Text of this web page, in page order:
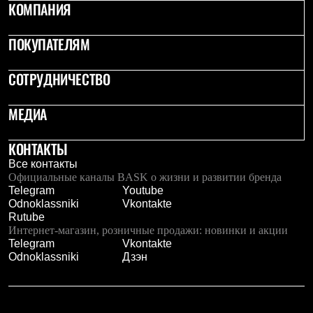
Брюки
Софтшелл одежда
Флисовая одежда
Куртки
Брюки
Жилеты
Термобелье
Комплект термобелья
Палатки и тенты
Палатки
Тенты
Аксессуары для палаток
Рюкзаки
Экспедиционные
Легкоходные
Альпинистские
Городские
КОМПАНИЯ
ПОКУПАТЕЛЯМ
СОТРУДНИЧЕСТВО
МЕДИА
КОНТАКТЫ
Все контакты
Официальные каналы BASK о жизни и развитии бренда
Telegram
Youtube
Odnoklassniki
Vkontakte
Rutube
Интернет-магазин, розничные продажи: новинки и акции
Telegram
Vkontakte
Odnoklassniki
Дзэн